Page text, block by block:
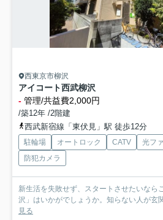
西東京市柳沢
アイコート西武柳沢
- 管理/共益費2,000円
/築12年 /2階建
西武新宿線「東伏見」駅 徒歩12分
駐輪場 オートロック CATV 光フ
防犯カメラ
新生活を失敗せず、スタートさせたいなら
沢」はいかがでしょうか。知らない人が玄
見る